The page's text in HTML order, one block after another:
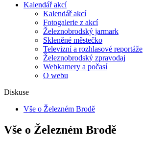
Kalendář akcí
Kalendář akcí
Fotogalerie z akcí
Železnobrodský jarmark
Skleněné městečko
Televizní a rozhlasové reportáže
Železnobrodský zpravodaj
Webkamery a počasí
O webu
Diskuse
Vše o Železném Brodě
Vše o Železném Brodě